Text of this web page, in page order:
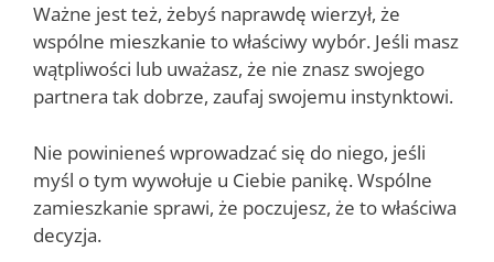
Ważne jest też, żebyś naprawdę wierzył, że
wspólne mieszkanie to właściwy wybór. Jeśli masz
wątpliwości lub uważasz, że nie znasz swojego
partnera tak dobrze, zaufaj swojemu instynktowi.
Nie powinieneś wprowadzać się do niego, jeśli
myśl o tym wywołuje u Ciebie panikę. Wspólne
zamieszkanie sprawi, że poczujesz, że to właściwa
decyzja.